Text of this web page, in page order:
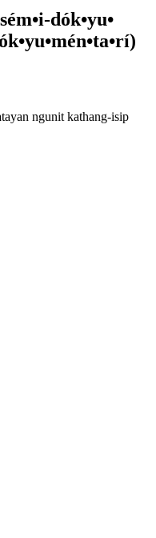
dók•yu•
ngunit kathang-isip